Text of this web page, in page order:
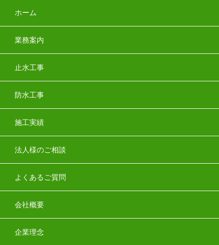
ホーム
業務案内
止水工事
防水工事
施工実績
法人様のご相談
よくあるご質問
会社概要
企業理念